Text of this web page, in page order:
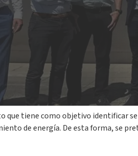
junto con los otros socios
idea de negocio que se desarrollará
que tiene como objetivo identificar
de energía. De esta forma, se